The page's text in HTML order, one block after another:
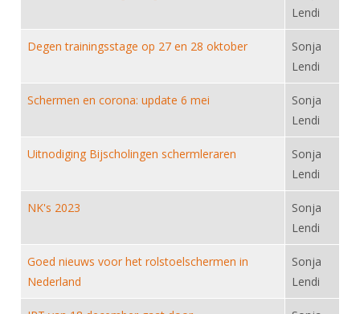
Samenwerking
Nieuws
Witte Vlekkenplan
Overschrijven leden
NK's
JEC
Wedstrijdorganisatie
Nieuws
Scheidsrechterslijst
Import inschrijvingen uit Nahouw
Nieuws
Scheidsrechter Documentatie
Opleidingen
Tuchtzaken
Archief
Bibliotheek
Lendi
Degen trainingsstage op 27 en 28 oktober
Sonja
Lendi
Schermen en corona: update 6 mei
Sonja
Lendi
Uitnodiging Bijscholingen schermleraren
Sonja
Lendi
NK's 2023
Sonja
Lendi
Goed nieuws voor het rolstoelschermen in
Nederland
Sonja
Lendi